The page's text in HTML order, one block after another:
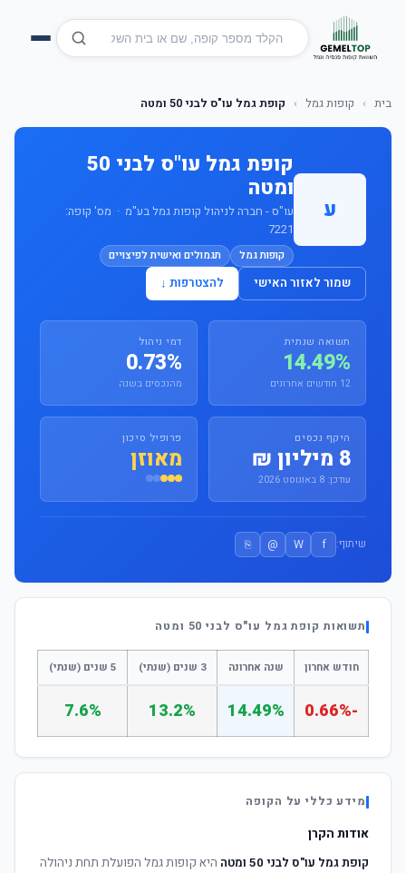
בית › קופות גמל › קופת גמל עו"ס לבני 50 ומטה
ע
קופת גמל עו"ס לבני 50
ומטה
עו"ס - חברה לניהול קופות גמל בע"מ · מס' קופה:
7221
קופות גמל תגמולים ואישית לפיצויים
שמור לאזור האישי להצטרפות ↓
תשואה שנתית
14.49%
12 חודשים אחרונים
דמי ניהול
0.73%
מהנכסים בשנה
היקף נכסים
8 מיליון ₪
עודכן: 8 באוגוסט 2026
פרופיל סיכון
מאוזן
שיתוף: f
W
@
⎘
תשואות קופת גמל עו"ס לבני 50 ומטה
חודש אחרון שנה אחרונה 3 שנים (שנתי) 5 שנים (שנתי)
-0.66%
14.49%
13.2%
7.6%
מידע כללי על הקופה
אודות הקרן
קופת גמל עו"ס לבני 50 ומטה
היא קופות גמל הפועלת תחת ניהולה